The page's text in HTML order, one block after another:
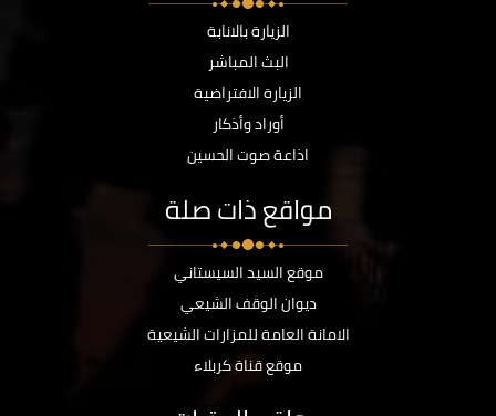
الزيارة بالانابة
البث المباشر
الزيارة الافتراضية
أوراد وأذكار
اذاعة صوت الحسين
مواقع ذات صلة
موقع السيد السيستاني
ديوان الوقف الشيعي
الامانة العامة للمزارات الشيعية
موقع قناة كربلاء